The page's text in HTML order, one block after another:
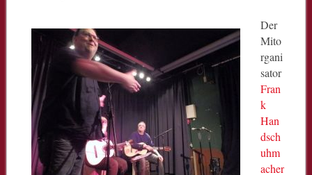
Der
Mito
rgani
sator
Fran
k
Han
dsch
uhm
acher